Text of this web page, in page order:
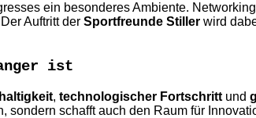
ein besonderes Ambiente.
Auftritt der Sportfreunde Stiller wird
ist
, technologischer Fortschritt und
sondern schafft auch den Raum für